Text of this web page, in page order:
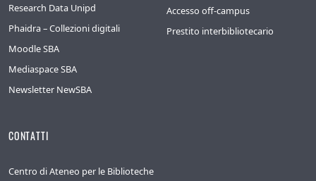
Research Data Unipd
Phaidra – Collezioni digitali
Moodle SBA
Mediaspace SBA
Newsletter NewSBA
Accesso off-campus
Prestito interbibliotecario
CONTATTI
Centro di Ateneo per le Biblioteche